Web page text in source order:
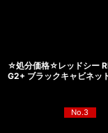
☆処分価格☆レッドシー
G2+ ブラックキャビネッ
No.3